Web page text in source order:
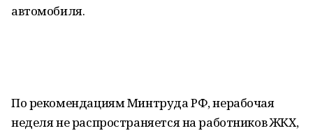
автомобиля.
По рекомендациям Минтруда РФ, нерабочая
неделя не распространяется на работников ЖКХ,